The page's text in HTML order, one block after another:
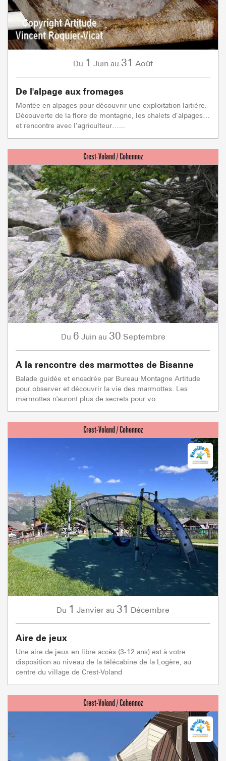
Du 1 Juin au 31 Août
De l'alpage aux fromages
Montée en alpages pour découvrir une exploitation laitière.
Découverte de la flore de montagne, les chalets d’alpages…
et rencontre avec l’agriculteur…...
Du 6 Juin au 30 Septembre
A la rencontre des marmottes de Bisanne
Balade guidée et encadrée par Bureau Montagne Artitude
pour observer et découvrir la vie des marmottes. Les
marmottes n'auront plus de secrets pour vo...
Du 1 Janvier au 31 Décembre
Aire de jeux
Une aire de jeux en libre accès (3-12 ans) est à votre
disposition au niveau de la télécabine de la Logère, au
centre du village de Crest-Voland